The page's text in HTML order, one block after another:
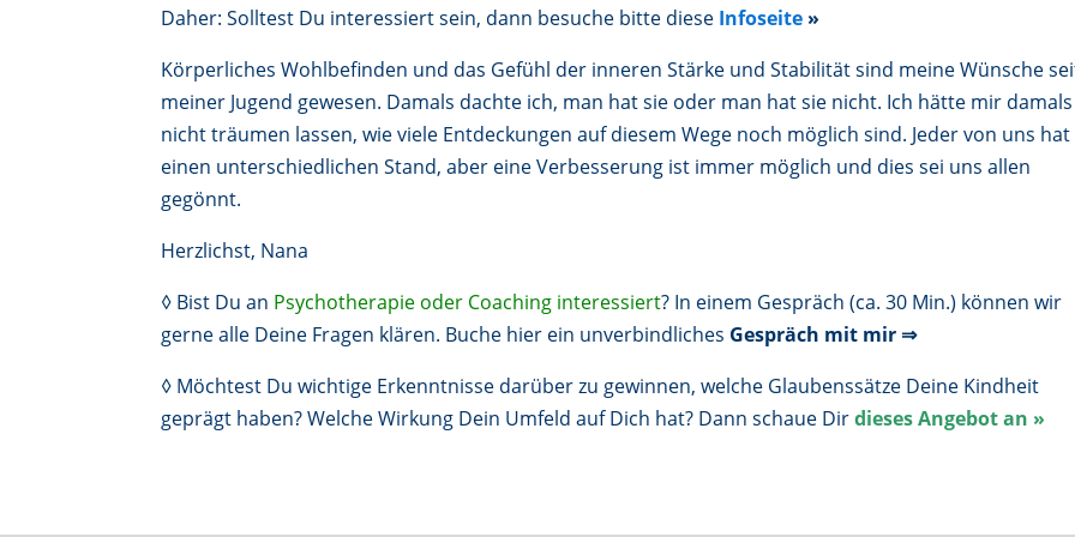
Daher: Solltest Du interessiert sein, dann besuche bitte diese Infoseite »
Körperliches Wohlbefinden und das Gefühl der inneren Stärke und Stabilität sind meine Wünsche
meiner Jugend gewesen. Damals dachte ich, man hat sie oder man hat sie nicht. Ich hätte mir damals
nicht träumen lassen, wie viele Entdeckungen auf diesem Wege noch möglich sind. Jeder von uns hat
einen unterschiedlichen Stand, aber eine Verbesserung ist immer möglich und dies sei uns allen
gegönnt.
Herzlichst, Nana
◊ Bist Du an Psychotherapie oder Coaching interessiert? In einem Gespräch (ca. 30 Min.) können wir
gerne alle Deine Fragen klären. Buche hier ein unverbindliches Gespräch mit mir ⇒
◊ Möchtest Du wichtige Erkenntnisse darüber zu gewinnen, welche Glaubenssätze Deine Kindheit
geprägt haben? Welche Wirkung Dein Umfeld auf Dich hat? Dann schaue DirdiesesAngebot an »